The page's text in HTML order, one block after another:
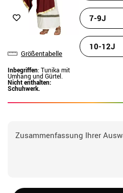
Größentabelle
Inbegriffen: Tunika mit
Umhang und Gürtel.
Nicht enthalten:
Schuhwerk.
7-9J
10-12J
Zusammenfassung Ihrer